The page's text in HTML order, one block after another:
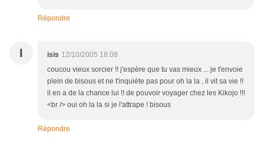
Répondre
I isis 12/10/2005 18:08
coucou vieux sorcier !! j'espère que tu vas mieux ... je t'envoie
plein de bisous et ne t'inquiète pas pour oh la la , il vit sa vie !!
il en a de la chance lui !! de pouvoir voyager chez les Kikojo !!!
<br /> oui oh la la si je l'attrape ! bisous
Répondre